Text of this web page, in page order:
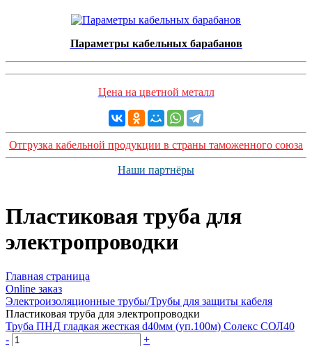
Параметры кабельных барабанов
Цена на цветной металл
Отгрузка кабельной продукции в страны таможенного союза
Наши партнёры
Пластиковая труба для
электропроводки
Главная страница
Оnline заказ
Электроизоляционные трубы/Трубы для защиты кабеля
Пластиковая труба для электропроводки
Труба ПНД гладкая жесткая d40мм (уп.100м) Солекс СОЛ40
-
+